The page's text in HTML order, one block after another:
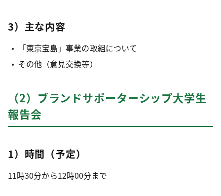
3）主な内容
「東京宝島」事業の取組について
その他（意見交換等）
（2）ブランドサポーターシップ大学生
報告会
1）時間（予定）
11時30分から12時00分まで